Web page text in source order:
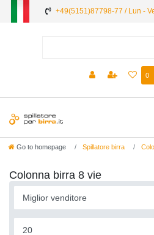
+49(5151)87798-77 / Lun -
0
Go to homepage Spillatore birra
Colonna birra 8 vie